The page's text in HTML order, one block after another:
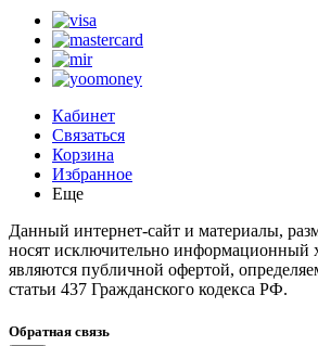
Кабинет
Связаться
Корзина
Избранное
Еще
Данный интернет-сайт и материалы,
носят исключительно информационный
являются публичной офертой,
статьи 437 Гражданского кодекса РФ.
Обратная связь